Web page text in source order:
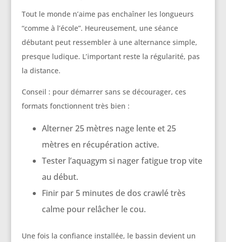
Tout le monde n’aime pas enchaîner les longueurs
“comme à l’école”. Heureusement, une séance
débutant peut ressembler à une alternance simple,
presque ludique. L’important reste la régularité, pas
la distance.
Conseil : pour démarrer sans se décourager, ces
formats fonctionnent très bien :
Alterner 25 mètres nage lente et 25
mètres en récupération active.
Tester l’aquagym si nager fatigue trop vite
au début.
Finir par 5 minutes de dos crawlé très
calme pour relâcher le cou.
Une fois la confiance installée, le bassin devient un